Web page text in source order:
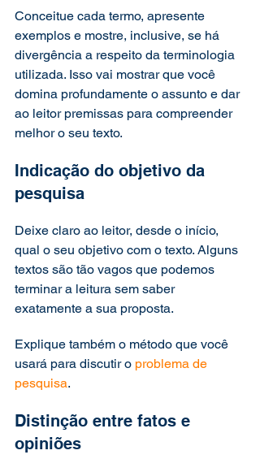
Conceitue cada termo, apresente
exemplos e mostre, inclusive, se há
divergência a respeito da terminologia
utilizada. Isso vai mostrar que você
domina profundamente o assunto e dar
ao leitor premissas para compreender
melhor o seu texto.
Indicação do objetivo da
pesquisa
Deixe claro ao leitor, desde o início,
qual o seu objetivo com o texto. Alguns
textos são tão vagos que podemos
terminar a leitura sem saber
exatamente a sua proposta.
Explique também o método que você
usará para discutir o problema de
pesquisa.
Distinção entre fatos e
opiniões